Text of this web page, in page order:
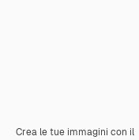
Crea le tue immagini con il